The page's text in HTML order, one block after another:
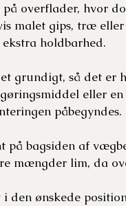
overflader, hvor
malet gips, træ
holdbarhed.
grundigt, så det er
eller
påbegyndes.
på bagsiden af
mængder lim, da
den ønskede